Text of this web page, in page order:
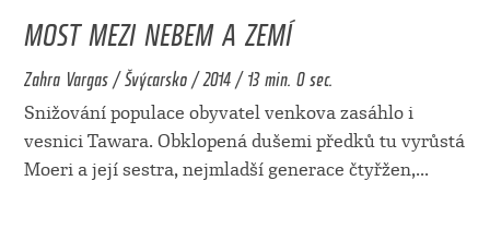
MOST MEZI NEBEM A ZEMÍ
Zahra Vargas / Švýcarsko / 2014 / 13 min. 0 sec.
Snižování populace obyvatel venkova zasáhlo i
vesnici Tawara. Obklopená dušemi předků tu vyrůstá
Moeri a její sestra, nejmladší generace čtyřžen,...